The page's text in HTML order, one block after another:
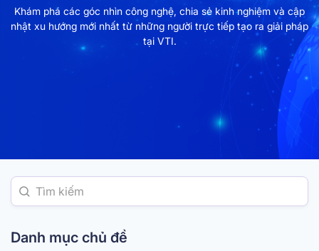
Khám phá các góc nhìn công nghệ, chia sẻ kinh nghiệm và cập
nhật xu hướng mới nhất từ những người trực tiếp tạo ra giải pháp
tại VTI.
Danh mục chủ đề